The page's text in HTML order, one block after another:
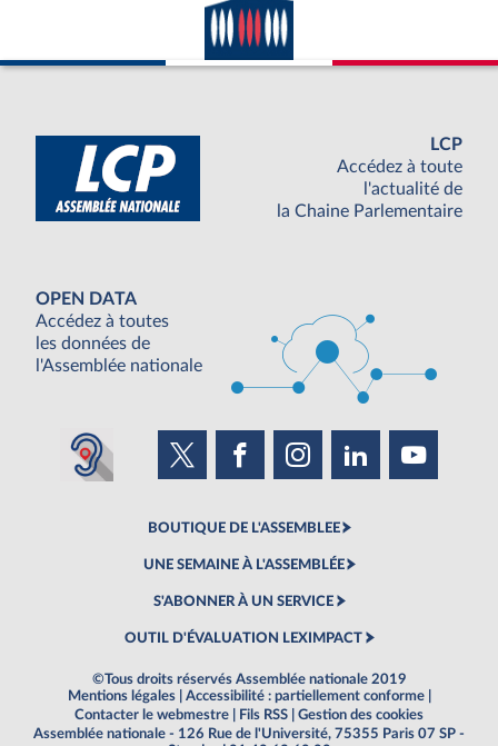
LCP
Accédez à toute
l'actualité de
la Chaine Parlementaire
OPEN DATA
Accédez à toutes
les données de
l'Assemblée nationale
BOUTIQUE DE L'ASSEMBLEE
UNE SEMAINE À L'ASSEMBLÉE
S'ABONNER À UN SERVICE
OUTIL D'ÉVALUATION LEXIMPACT
©Tous droits réservés Assemblée nationale 2019
Mentions légales
Accessibilité : partiellement conforme
Contacter le webmestre
Fils RSS
Gestion des cookies
Assemblée nationale - 126 Rue de l'Université, 75355 Paris 07 SP -